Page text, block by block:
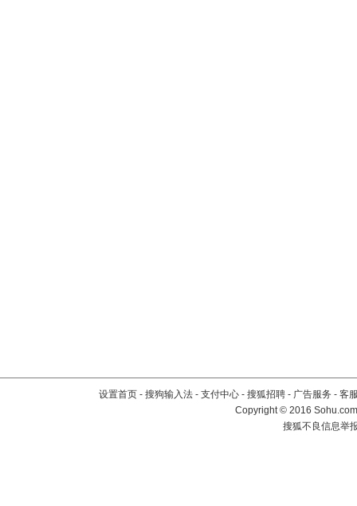
设置首页 - 搜狗输入法 - 支付中心 - 搜狐招聘 - 广告服务 - 客
Copyright©2016
搜狐不良信息举